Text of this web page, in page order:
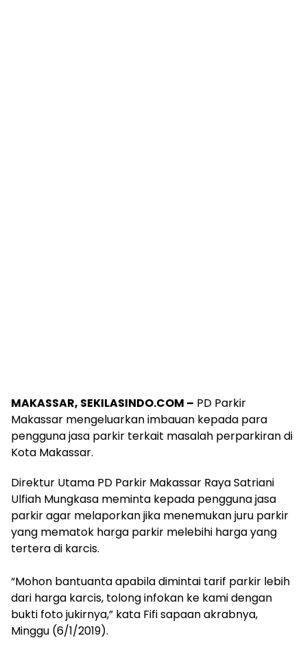
MAKASSAR, SEKILASINDO.COM – PD Parkir
Makassar mengeluarkan imbauan kepada para
pengguna jasa parkir terkait masalah perparkiran di
Kota Makassar.
Direktur Utama PD Parkir Makassar Raya Satriani
Ulfiah Mungkasa meminta kepada pengguna jasa
parkir agar melaporkan jika menemukan juru parkir
yang mematok harga parkir melebihi harga yang
tertera di karcis.
“Mohon bantuanta apabila dimintai tarif parkir lebih
dari harga karcis, tolong infokan ke kami dengan
bukti foto jukirnya,” kata Fifi sapaan akrabnya,
Minggu (6/1/2019).